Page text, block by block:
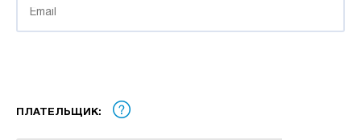
ПЛАТЕЛЬЩИК: